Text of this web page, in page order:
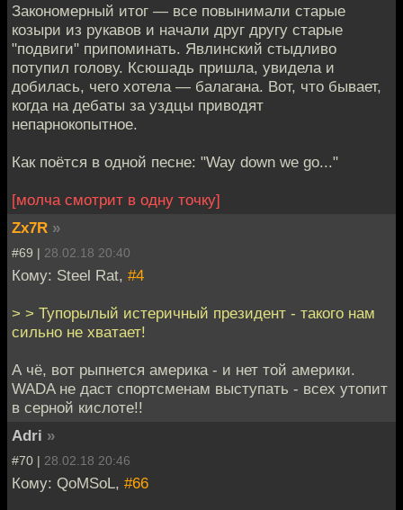
Закономерный итог — все повынимали старые
козыри из рукавов и начали друг другу старые
"подвиги" припоминать. Явлинский стыдливо
потупил голову. Ксюшадь пришла, увидела и
добилась, чего хотела — балагана. Вот, что бывает,
когда на дебаты за уздцы приводят
непарнокопытное.
Как поётся в одной песне: "Way down we go..."
[молча смотрит в одну точку]
Zx7R »
#69 | 28.02.18 20:40
Кому: Steel Rat, #4
> > Тупорылый истеричный президент - такого нам
сильно не хватает!
А чё, вот рыпнется америка - и нет той америки.
WADA не даст спортсменам выступать - всех утопит
в серной кислоте!!
Adri »
#70 | 28.02.18 20:46
Кому: QoMSoL, #66